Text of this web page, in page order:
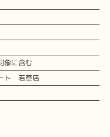
象に含む
ト 若草店